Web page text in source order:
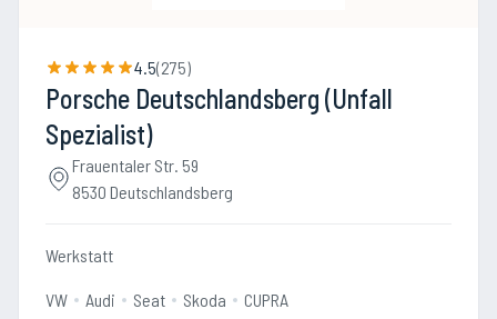
4.5(275)
Porsche Deutschlandsberg (Unfall
Spezialist)
Frauentaler Str. 59
8530 Deutschlandsberg
Werkstatt
VW Audi Seat Skoda CUPRA